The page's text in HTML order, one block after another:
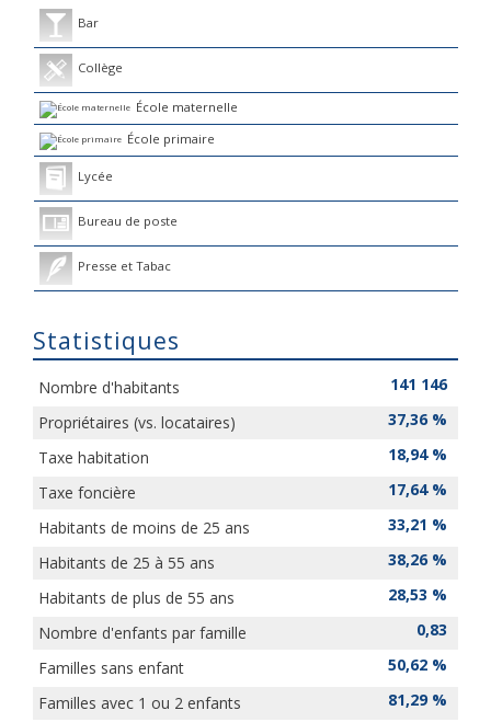
Bar
Collège
École maternelle
École primaire
Lycée
Bureau de poste
Presse et Tabac
Statistiques
Nombre d'habitants
141 146
Propriétaires (vs. locataires)
37,36 %
Taxe habitation
18,94 %
Taxe foncière
17,64 %
Habitants de moins de 25 ans
33,21 %
Habitants de 25 à 55 ans
38,26 %
Habitants de plus de 55 ans
28,53 %
Nombre d'enfants par famille
0,83
Familles sans enfant
50,62 %
Familles avec 1 ou 2 enfants
81,29 %